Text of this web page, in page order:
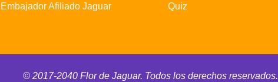
Embajador Afiliado Jaguar Quiz
© 2017-2040 Flor de Jaguar. Todos los derechos reservados.